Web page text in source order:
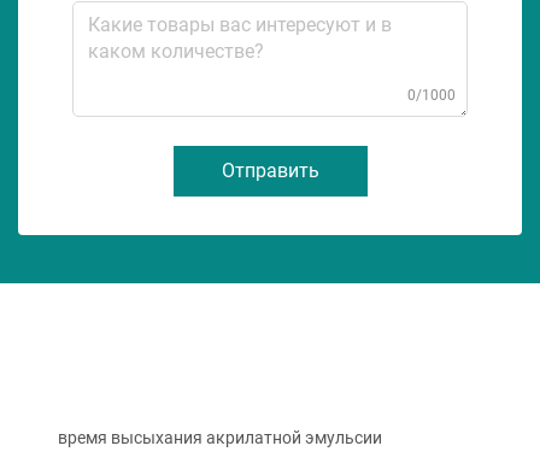
0/1000
Отправить
время высыхания акрилатной эмульсии